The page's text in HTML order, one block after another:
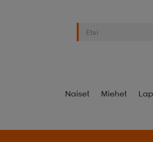
Naiset Miehet